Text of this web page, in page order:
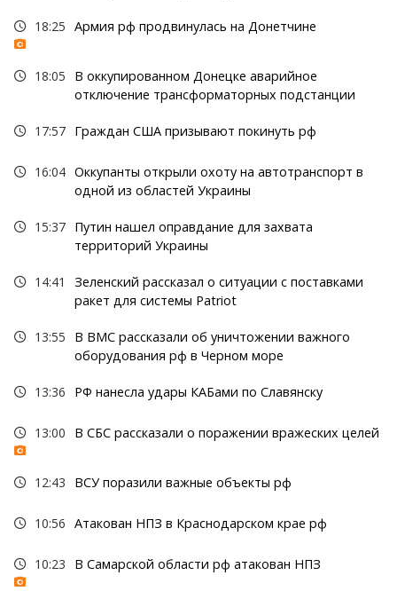
18:25 Армия рф продвинулась на Донетчине
18:05
В оккупированном Донецке аварийное
отключение трансформаторных подстанции
17:57 Граждан США призывают покинуть рф
16:04 Оккупанты открыли охоту на автотранспорт в
одной из областей Украины
15:37 Путин нашел оправдание для захвата
территорий Украины
14:41
Зеленский рассказал о ситуации с поставками
ракет для системы Patriot
13:55
В ВМС рассказали об уничтожении важного
оборудования рф в Черном море
13:36 РФ нанесла удары КАБами по Славянску
13:00 В СБС рассказали о поражении вражеских целей
12:43 ВСУ поразили важные объекты рф
10:56 Атакован НПЗ в Краснодарском крае рф
10:23 В Самарской области рф атакован НПЗ